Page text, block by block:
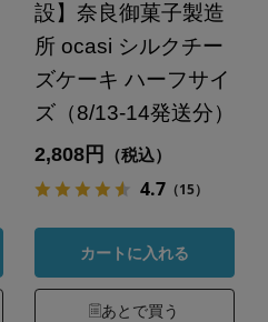
設】奈良御菓子製造
所 ocasi シルクチー
ズケーキ ハーフサイ
ズ（8/13-14発送分）
2,808円 （税込）
4.7（15）
カートに入れる
あとで買う